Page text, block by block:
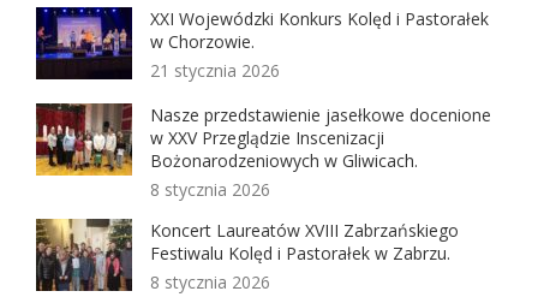
XXI Wojewódzki Konkurs Kolęd i Pastorałek
w Chorzowie.
21 stycznia 2026
Nasze przedstawienie jasełkowe docenione
w XXV Przeglądzie Inscenizacji
Bożonarodzeniowych w Gliwicach.
8 stycznia 2026
Koncert Laureatów XVIII Zabrzańskiego
Festiwalu Kolęd i Pastorałek w Zabrzu.
8 stycznia 2026